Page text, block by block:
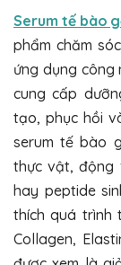
Serum tế bào
phẩm chăm
ứng dụng công
cung cấp
tạo, phục hồi
serum tế bào
thực vật, động
hay peptide
thích quá trình
Collagen,